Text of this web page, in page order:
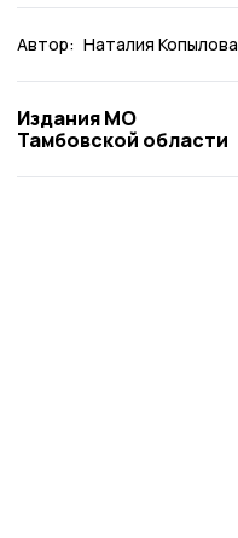
Автор: Наталия Копылова
Издания МО
Тамбовской области